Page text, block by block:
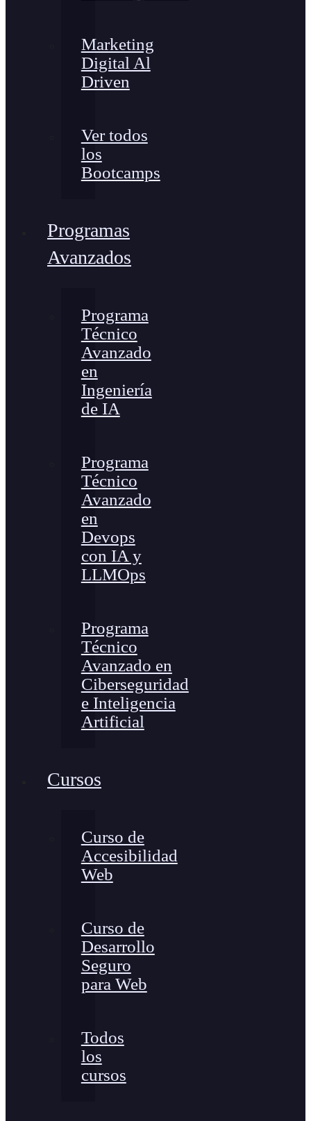
Marketing
Digital Al
Driven
Ver todos
los
Bootcamps
Programas
Avanzados
Programa
Técnico
Avanzado
en
Ingeniería
de IA
Programa
Técnico
Avanzado
en
Devops
con IA y
LLMOps
Programa
Técnico
Avanzado en
Ciberseguridad
e Inteligencia
Artificial
Cursos
Curso de
Accesibilidad
Web
Curso de
Desarrollo
Seguro
para Web
Todos
los
cursos